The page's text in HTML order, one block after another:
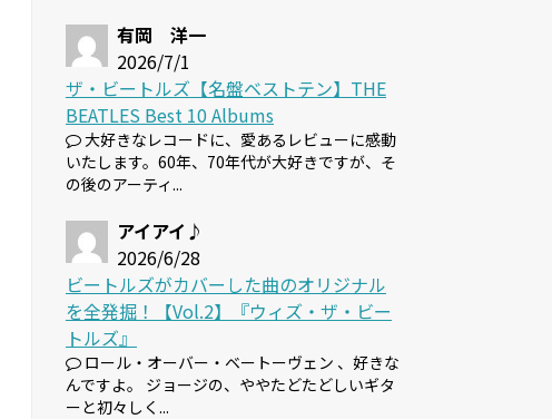
有岡 洋一
2026/7/1
ザ・ビートルズ【名盤ベストテン】THE
BEATLES Best 10 Albums
大好きなレコードに、愛あるレビューに感動
いたします。60年、70年代が大好きですが、そ
の後のアーティ...
アイアイ♪
2026/6/28
ビートルズがカバーした曲のオリジナル
を全発掘！【Vol.2】『ウィズ・ザ・ビー
トルズ』
ロール・オーバー・ベートーヴェン 、好きな
んですよ。 ジョージの、ややたどたどしいギタ
ーと初々しく...